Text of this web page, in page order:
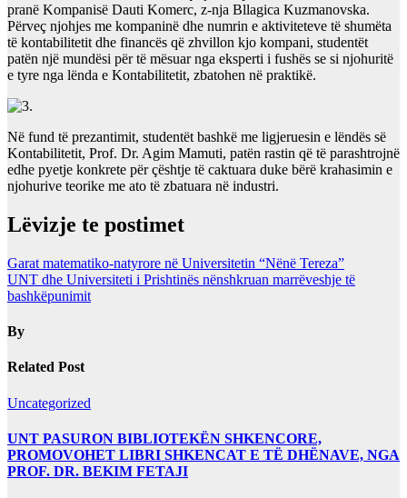
pranë Kompanisë Dauti Komerc, z-nja Bllagica Kuzmanovska.
Përveç njohjes me kompaninë dhe numrin e aktiviteteve të shumëta
të kontabilitetit dhe financës që zhvillon kjo kompani, studentët
patën një mundësi për të mësuar nga eksperti i fushës se si njohuritë
e tyre nga lënda e Kontabilitetit, zbatohen në praktikë.
Në fund të prezantimit, studentët bashkë me ligjeruesin e lëndës së
Kontabilitetit, Prof. Dr. Agim Mamuti, patën rastin që të parashtrojnë
edhe pyetje konkrete për çështje të caktuara duke bërë krahasimin e
njohurive teorike me ato të zbatuara në industri.
Lëvizje te postimet
Garat matematiko-natyrore në Universitetin “Nënë Tereza”
UNT dhe Universiteti i Prishtinës nënshkruan marrëveshje të
bashkëpunimit
By
Related Post
Uncategorized
UNT PASURON BIBLIOTEKËN SHKENCORE,
PROMOVOHET LIBRI SHKENCAT E TË DHËNAVE, NGA
PROF. DR. BEKIM FETAJI